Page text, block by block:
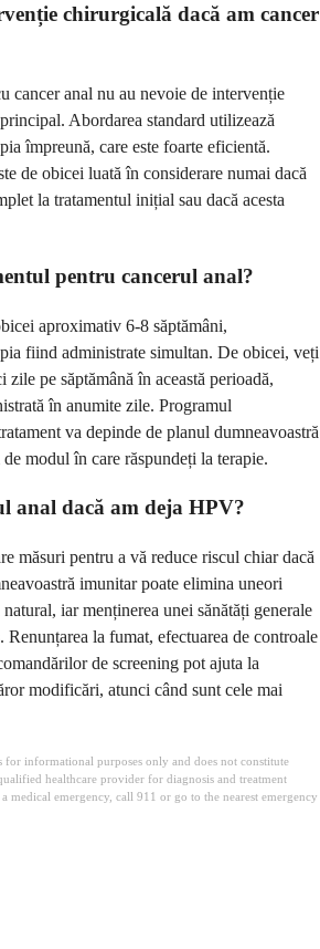
chirurgicală dacă am cancer
cancer anal nu au nevoie de intervenție
Abordarea standard utilizează
împreună, care este foarte eficientă.
de obicei luată în considerare numai dacă
la tratamentul inițial sau dacă acesta
pentru cancerul anal?
aproximativ 6-8 săptămâni,
fiind administrate simultan. De obicei, veți
pe săptămână în această perioadă,
în anumite zile. Programul
va depinde de planul dumneavoastră
modul în care răspundeți la terapie.
anal dacă am deja HPV?
măsuri pentru a vă reduce riscul chiar dacă
imunitar poate elimina uneori
iar menținerea unei sănătăți generale
Renunțarea la fumat, efectuarea de controale
de screening pot ajuta la
modificări, atunci când sunt cele mai
for informational purposes only and does not constitute
healthcare provider for diagnosis and treatment
medical emergency, call 911 or go to the nearest emergency